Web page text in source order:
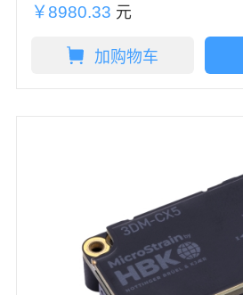
￥8980.33 元
加购物车